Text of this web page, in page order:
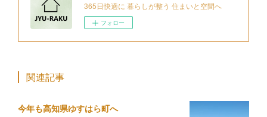
365日快適に 暮らしが整う 住まいと空間へ
フォロー
関連記事
今年も高知県ゆすはら町へ